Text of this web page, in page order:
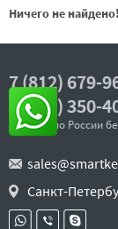
Ничего не найдено!
7 (812) 679-
8 (800) 350-
- звонок по России
Санкт-